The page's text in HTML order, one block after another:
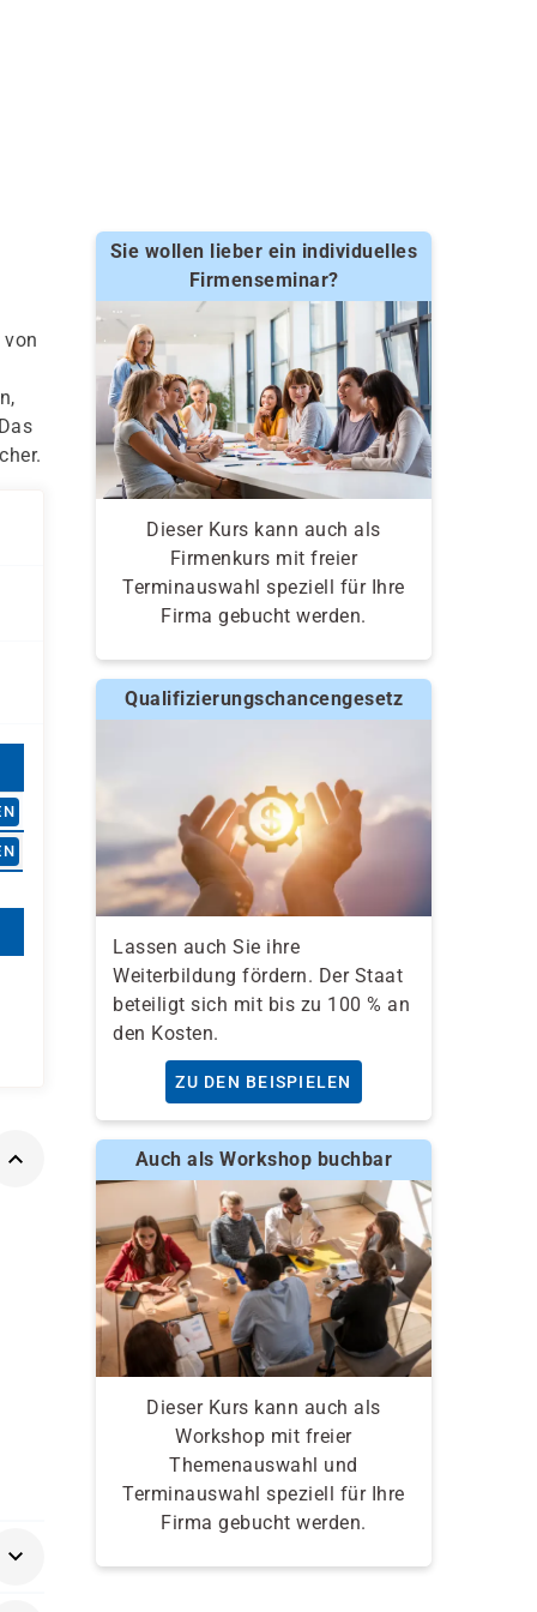
Sie wollen lieber ein individuelles
Firmenseminar?
Dieser Kurs kann auch als
Firmenkurs mit freier
Terminauswahl speziell für Ihre
Firma gebucht werden.
Qualifizierungschancengesetz
Lassen auch Sie ihre
Weiterbildung fördern. Der Staat
beteiligt sich mit bis zu 100 % an
den Kosten.
ZU DEN BEISPIELEN
Auch als Workshop buchbar
Dieser Kurs kann auch als
Workshop mit freier
Themenauswahl und
Terminauswahl speziell für Ihre
Firma gebucht werden.